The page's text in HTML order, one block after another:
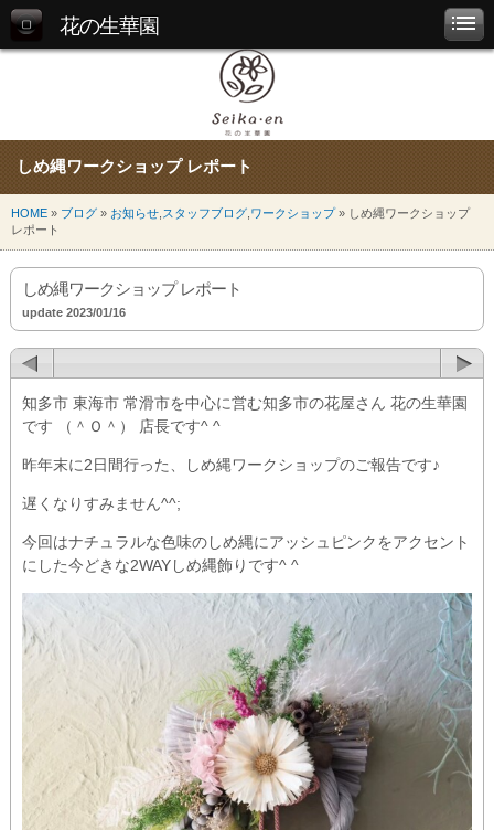
花の生華園
しめ縄ワークショップ レポート
HOME » ブログ » お知らせ スタッフブログ ワークショップ» しめ縄ワークショップ
レポート
しめ縄ワークショップ レポート
update 2023/01/16
知多市 東海市 常滑市を中心に営む知多市の花屋さん 花の生華園
です （＾Ｏ＾） 店長です^ ^
昨年末に2日間行った、しめ縄ワークショップのご報告です♪
遅くなりすみません^^;
今回はナチュラルな色味のしめ縄にアッシュピンクをアクセント
にした今どきな2WAYしめ縄飾りです^ ^